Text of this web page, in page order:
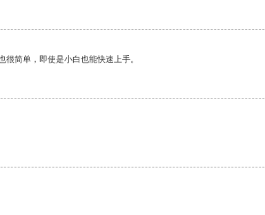
简单，即使是小白也能快速上手。